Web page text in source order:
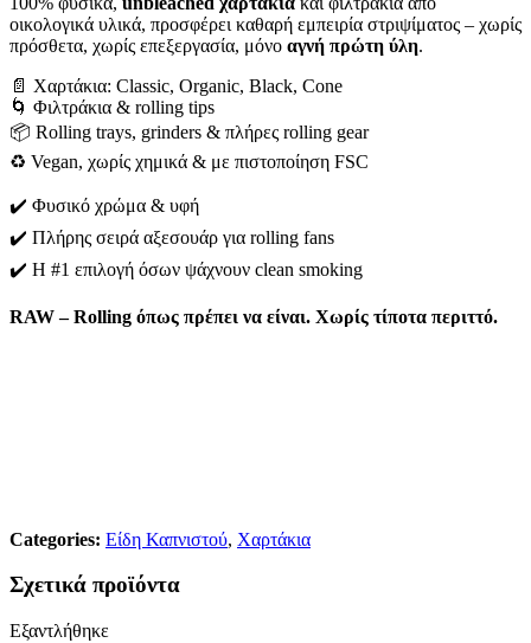
οικολογικά υλικά, προσφέρει καθαρή εμπειρία στριψίματος – χωρίς
πρόσθετα, χωρίς επεξεργασία, μόνο αγνή πρώτη ύλη.
📄 Χαρτάκια: Classic, Organic, Black, Cone
🌀 Φιλτράκια & rolling tips
📦 Rolling trays, grinders & πλήρες rolling gear
♻️ Vegan, χωρίς χημικά & με πιστοποίηση FSC
✔️ Φυσικό χρώμα & υφή
✔️ Πλήρης σειρά αξεσουάρ για rolling fans
✔️ Η #1 επιλογή όσων ψάχνουν clean smoking
RAW – Rolling όπως πρέπει να είναι. Χωρίς τίποτα περιττό.
Categories: Είδη Καπνιστού, Χαρτάκια
Σχετικά προϊόντα
Εξαντλήθηκε